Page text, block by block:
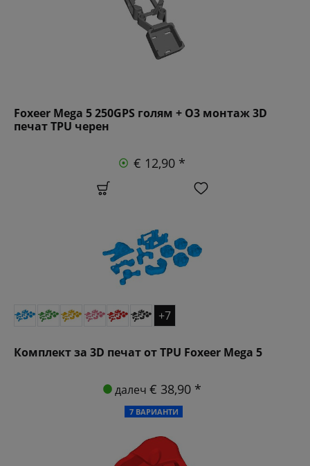
Foxeer Mega 5 250GPS голям + O3 монтаж 3D
печат TPU черен
€ 12,90 *
+7
Комплект за 3D печат от TPU Foxeer Mega 5
далеч€ 38,90 *
7 ВАРИАНТИ